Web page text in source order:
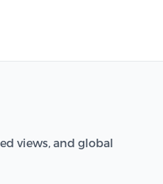
views, and global